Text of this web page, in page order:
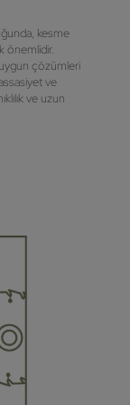
kesme
önemlidir.
çözümleri
ve
ve uzun